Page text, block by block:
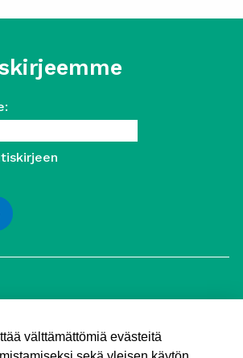
välttämättömiä evästeitä